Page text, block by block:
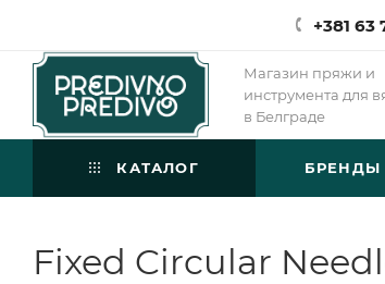
+381 63
Магазин пряжи и
инструмента для
в Белграде
КАТАЛОГ БРЕНДЫ
Fixed Circular